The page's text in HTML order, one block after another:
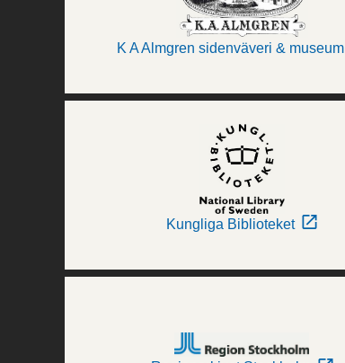
K A Almgren sidenväveri & museum
Kungliga Biblioteket